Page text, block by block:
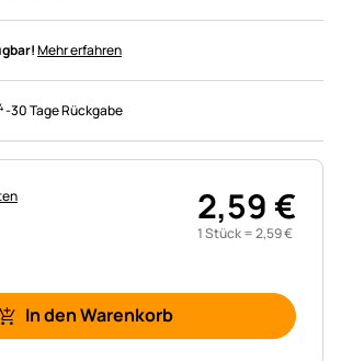
Mehr erfahren
-30 Tage Rückgabe
2,59€
1 Stück =2,59€
In den Warenkorb